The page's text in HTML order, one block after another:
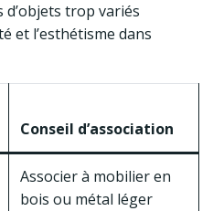
d’objets trop variés
et l’esthétisme dans
Conseil d’association
Associer à mobilier en
bois ou métal léger